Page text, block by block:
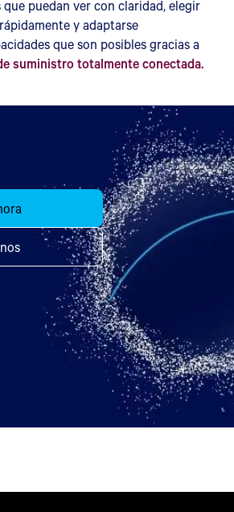
puedan ver con claridad, elegir
y adaptarse
que son posibles gracias a
suministro totalmente conectada.